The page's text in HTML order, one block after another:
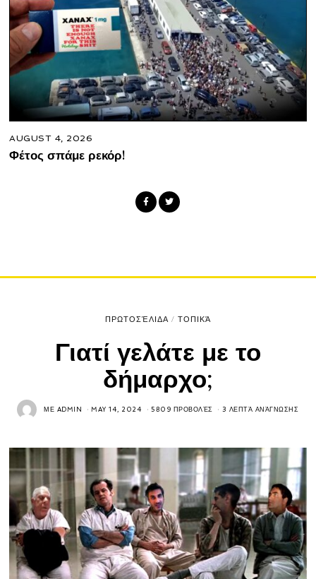
AUGUST 4, 2026
Φέτος σπάμε ρεκόρ!
ΠΡΩΤΟΣΈΛΙΔΑ / ΤΟΠΙΚΆ
Γιατί γελάτε με το
δήμαρχο;
ΜΕ ADMIN MAY 14, 2024 5809 ΠΡΟΒΟΛΈΣ 3 ΛΕΠΤΆ ΑΝΆΓΝΩΣΗΣ